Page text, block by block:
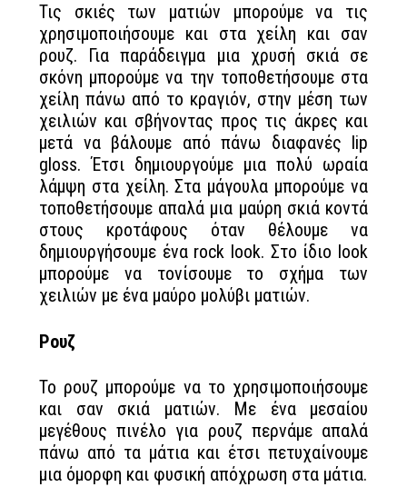
Τις σκιές των ματιών μπορούμε να τις
χρησιμοποιήσουμε και στα χείλη και σαν
ρουζ. Για παράδειγμα μια χρυσή σκιά σε
σκόνη μπορούμε να την τοποθετήσουμε στα
χείλη πάνω από το κραγιόν, στην μέση των
χειλιών και σβήνοντας προς τις άκρες και
μετά να βάλουμε από πάνω διαφανές lip
gloss. Έτσι δημιουργούμε μια πολύ ωραία
λάμψη στα χείλη. Στα μάγουλα μπορούμε να
τοποθετήσουμε απαλά μια μαύρη σκιά κοντά
στους κροτάφους όταν θέλουμε να
δημιουργήσουμε ένα rock look. Στο ίδιο look
μπορούμε να τονίσουμε το σχήμα των
χειλιών με ένα μαύρο μολύβι ματιών.
Ρουζ
Το ρουζ μπορούμε να το χρησιμοποιήσουμε
και σαν σκιά ματιών. Με ένα μεσαίου
μεγέθους πινέλο για ρουζ περνάμε απαλά
πάνω από τα μάτια και έτσι πετυχαίνουμε
μια όμορφη και φυσική απόχρωση στα μάτια.